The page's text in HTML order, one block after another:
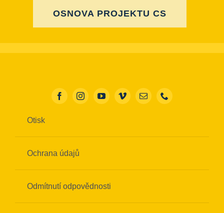
OSNOVA PROJEKTU CS
Otisk
Ochrana údajů
Odmítnutí odpovědnosti